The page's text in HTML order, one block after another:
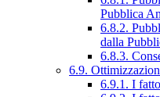
Pubblica
6.8.2.
dalla
6.8.3.
6.9.
6.9.1. I